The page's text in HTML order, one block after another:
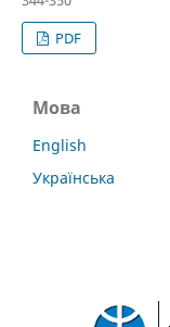
PDF
Мова
English
Українська